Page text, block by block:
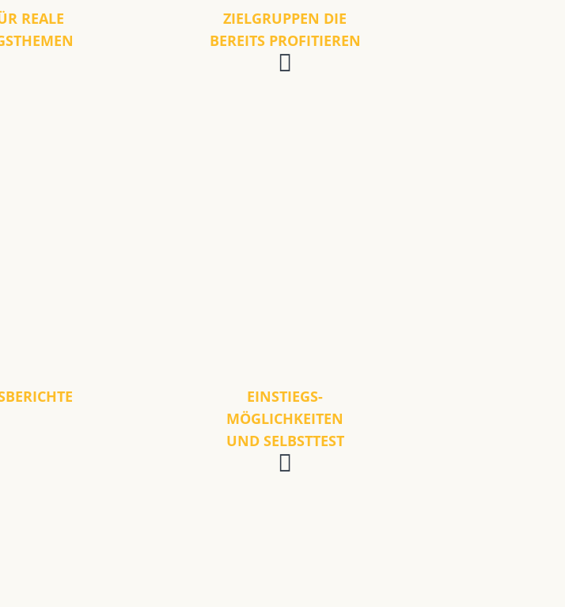
REALE
ZIELGRUPPEN DIE
BEREITS PROFITIEREN
EINSTIEGS-
MÖGLICHKEITEN
UND SELBSTTEST